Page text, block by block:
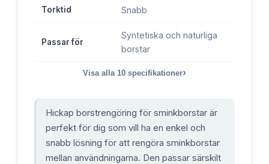
Torktid Snabb
Passar för
Syntetiska och naturliga
borstar
Visa alla 10 specifikationer›
Hickap borstrengöring för sminkborstar är
perfekt för dig som vill ha en enkel och
snabb lösning för att rengöra sminkborstar
mellan användningarna. Den passar särskilt